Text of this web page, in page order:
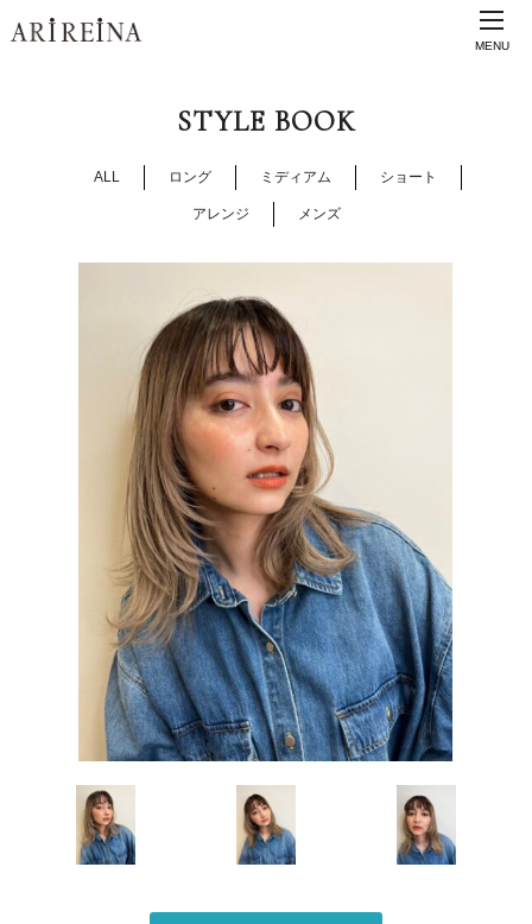
MENU
STYLE BOOK
ALL ロング ミディアム ショート
アレンジ メンズ